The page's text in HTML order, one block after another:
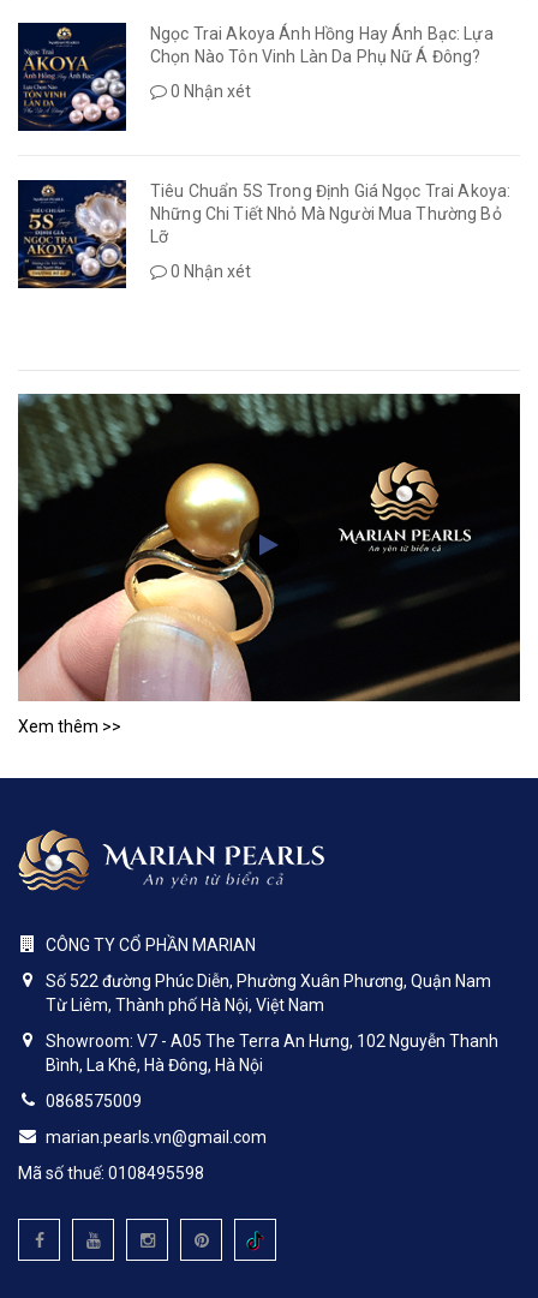
Ngọc Trai Akoya Ánh Hồng Hay Ánh Bạc: Lựa
Chọn Nào Tôn Vinh Làn Da Phụ Nữ Á Đông?
0 Nhận xét
Tiêu Chuẩn 5S Trong Định Giá Ngọc Trai Akoya:
Những Chi Tiết Nhỏ Mà Người Mua Thường Bỏ
Lỡ
0 Nhận xét
Xem thêm >>
CÔNG TY CỔ PHẦN MARIAN
Số 522 đường Phúc Diễn, Phường Xuân Phương, Quận Nam
Từ Liêm, Thành phố Hà Nội, Việt Nam
Showroom: V7 - A05 The Terra An Hưng, 102 Nguyễn Thanh
Bình, La Khê, Hà Đông, Hà Nội
0868575009
marian.pearls.vn@gmail.com
Mã số thuế: 0108495598